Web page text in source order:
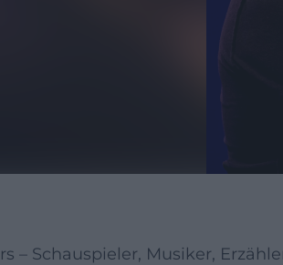
– Schauspieler, Musiker,